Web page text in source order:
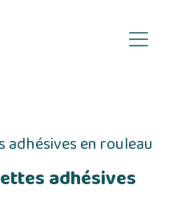
en rouleau
adhésives